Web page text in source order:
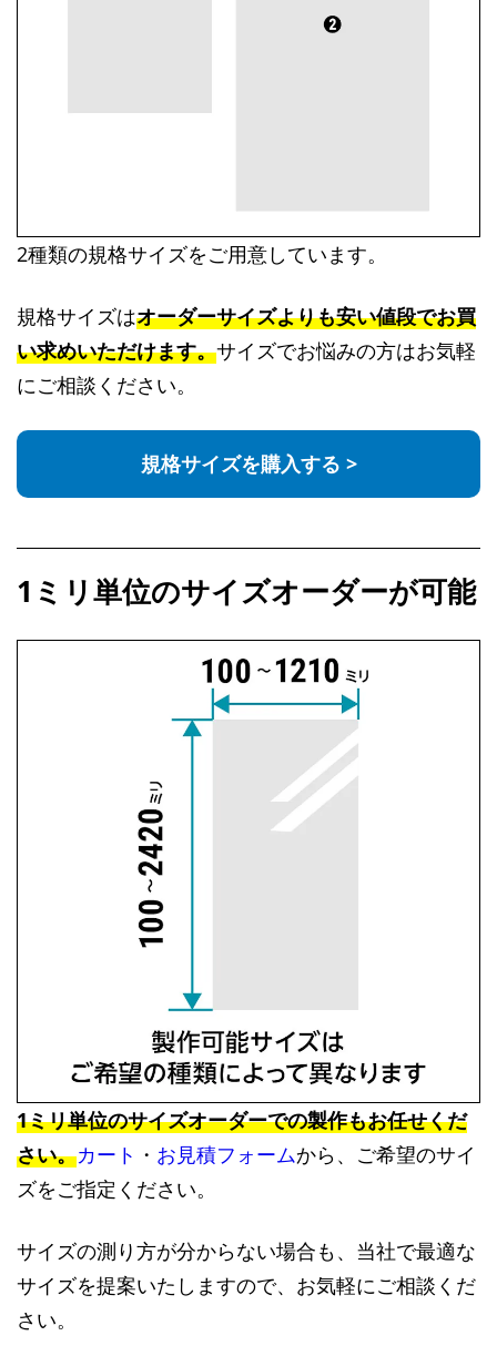
2種類の規格サイズをご用意しています。
規格サイズはオーダーサイズよりも安い値段でお買
い求めいただけます。サイズでお悩みの方はお気軽
にご相談ください。
規格サイズを購入する >
1ミリ単位のサイズオーダーが可能
1ミリ単位のサイズオーダーでの製作もお任せくだ
さい。カート ・ お見積フォームから、ご希望のサイ
ズをご指定ください。
サイズの測り方が分からない場合も、当社で最適な
サイズを提案いたしますので、お気軽にご相談くだ
さい。